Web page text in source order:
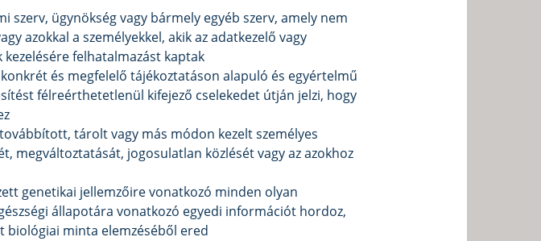
szerv, ügynökség vagy bármely egyéb szerv, amely nem
azokkal a személyekkel, akik az adatkezelő vagy
felhatalmazást kaptak
és megfelelő tájékoztatáson alapuló és egyértelmű
félreérthetetlenül kifejező cselekedet útján jelzi, hogy
tárolt vagy más módon kezelt személyes
megváltoztatását, jogosulatlan közlését vagy az azokhoz
genetikai jellemzőire vonatkozó minden olyan
állapotára vonatkozó egyedi információt hordoz,
biológiai minta elemzéséből ered